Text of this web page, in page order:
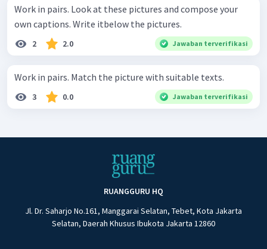
Work in pairs. Look at these pictures and compose your
own captions. Write itbelow the pictures.
2 2.0 Jawaban terverifikasi
Work in pairs. Match the picture with suitable texts.
3 0.0 Jawaban terverifikasi
RUANGGURU HQ
Jl. Dr. Saharjo No.161, Manggarai Selatan, Tebet, Kota Jakarta
Selatan, Daerah Khusus Ibukota Jakarta 12860